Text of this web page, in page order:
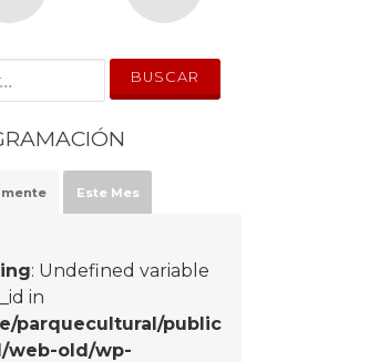
for:') . '
Este Mes
: Undefined variable
in
parquecultural/public
web-old/wp-